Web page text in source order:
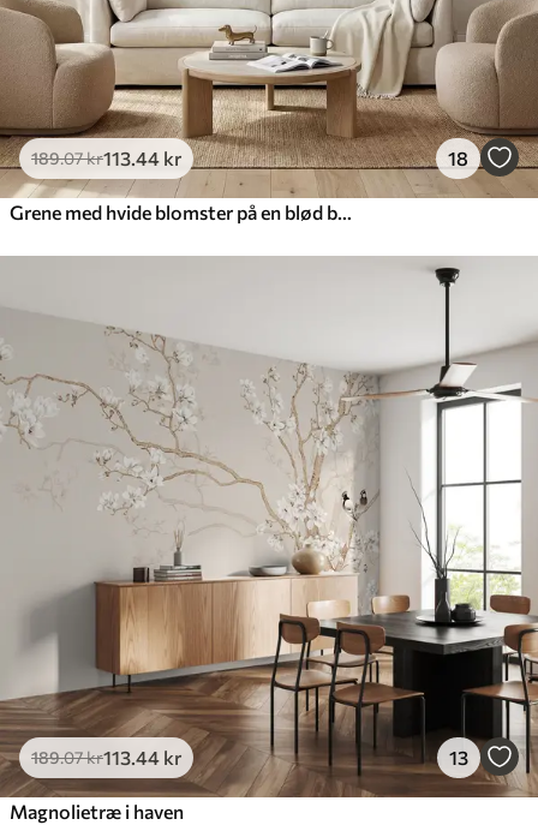
189.07kr113 .44 kr 18
189.07kr113 .44 kr 13
Magnolietræ i haven